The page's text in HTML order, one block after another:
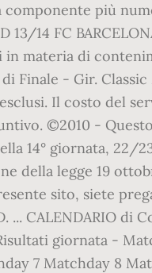
componente più
13/14 FC
materia di
Finale - Gir.
esclusi. Il costo del
©2010 -
14° giornata, 22/
della legge 19
sito, siete
CALENDARIO di
giornata -
7 Matchday 8